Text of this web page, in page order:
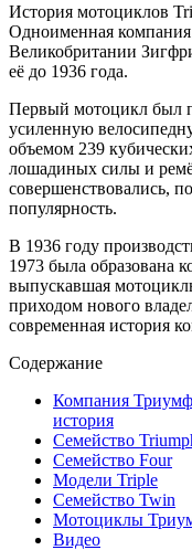
История мотоциклов
Одноименная компания
Великобритании
её до 1936 года.
Первый мотоцикл был
усиленную
объемом 239
лошадиных силы и
совершенствовались,
популярность.
В 1936 году
1973 была образована
выпускавшая
приходом нового
современная история
Содержание
Компания
история
Семейство
Семейство Four
Модели Triple
Семейство Twin
Мотоциклы
Видео